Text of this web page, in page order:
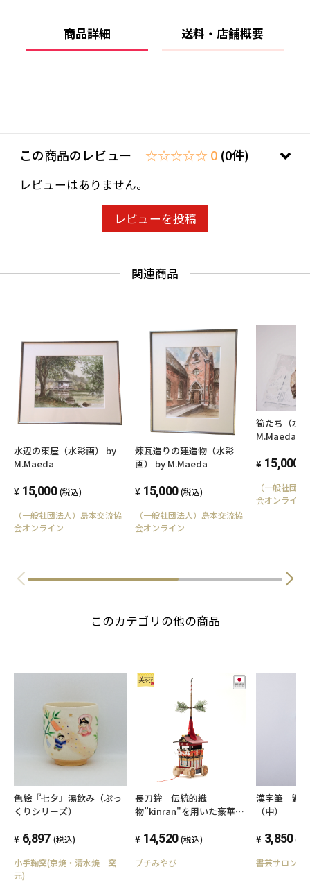
商品詳細 送料・店舗概要
この商品のレビュー ☆☆☆☆☆ 0 (0件)
レビューはありません。
レビューを投稿
関連商品
水辺の東屋（水彩画） by
M.Maeda
15,000 (税込)
（一般社団法人）島本交流協
会オンライン
煉瓦造りの建造物（水彩
画） by M.Maeda
15,000 (税込)
（一般社団法人）島本交流協
会オンライン
筍たち（水
M.Maeda
15,000
（一般社団
会オンライン
このカテゴリの他の商品
色絵『七夕』湯飲み（ぷっ
くりシリーズ）
6,897 (税込)
小手鞠窯(京焼・清水焼 窯
元)
長刀鉾 伝統的織
物”kinran"を用いた豪華な
14,520 (税込)
プチみやび
漢字筆 鼬
（中）
3,850 (税
書芸サロン賛